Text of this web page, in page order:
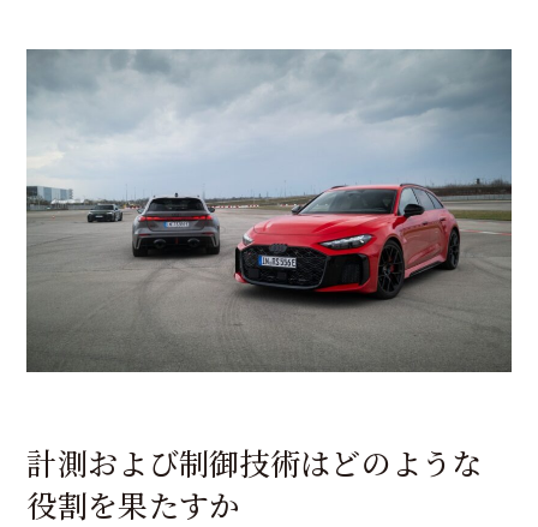
計測および制御技術はどのような
役割を果たすか